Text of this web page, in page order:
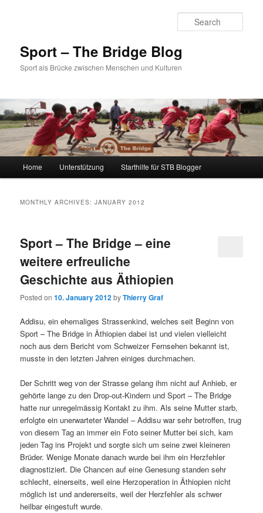
Sport – The Bridge Blog
Sport als Brücke zwischen Menschen und Kulturen
Skip to primary content
Skip to secondary content
Home Unterstützung Starthilfe für STB Blogger
MONTHLY ARCHIVES:JANUARY 2012
Sport – The Bridge – eine
weitere erfreuliche
Geschichte aus Äthiopien
Posted on10. January 2012byThierry Graf
Addisu, ein ehemaliges Strassenkind, welches seit Beginn von
Sport – The Bridge in Äthiopien dabei ist und vielen vielleicht
noch aus dem Bericht vom Schweizer Fernsehen bekannt ist,
musste in den letzten Jahren einiges durchmachen.
Der Schritt weg von der Strasse gelang ihm nicht auf Anhieb, er
gehörte lange zu den Drop-out-Kindern und Sport – The Bridge
hatte nur unregelmässig Kontakt zu ihm. Als seine Mutter starb,
erfolgte ein unerwarteter Wandel – Addisu war sehr betroffen, trug
von diesem Tag an immer ein Foto seiner Mutter bei sich, kam
jeden Tag ins Projekt und sorgte sich um seine zwei kleineren
Brüder. Wenige Monate danach wurde bei ihm ein Herzfehler
diagnostiziert. Die Chancen auf eine Genesung standen sehr
schlecht, einerseits, weil eine Herzoperation in Äthiopien nicht
möglich ist und andererseits, weil der Herzfehler als schwer
heilbar eingestuft wurde.